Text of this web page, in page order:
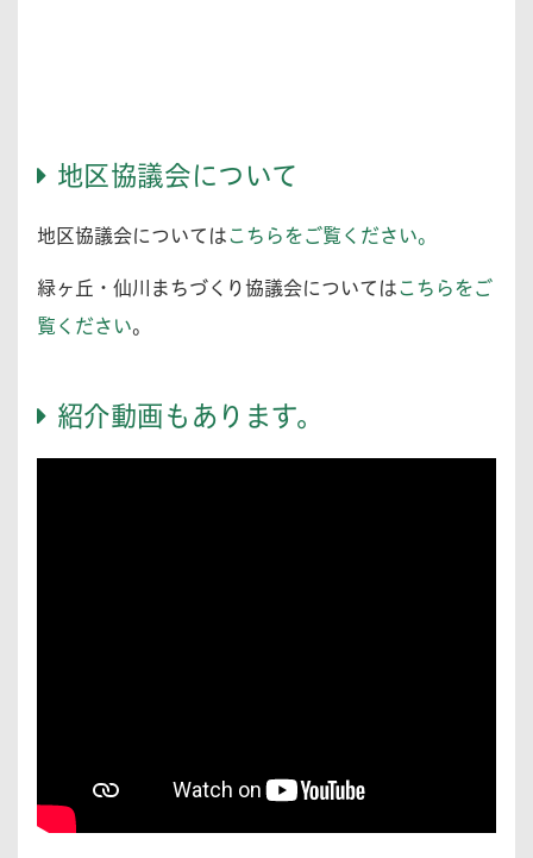
地区協議会について
地区協議会についてはこちらをご覧ください。
緑ヶ丘・仙川まちづくり協議会についてはこちらをご
覧ください。
紹介動画もあります。